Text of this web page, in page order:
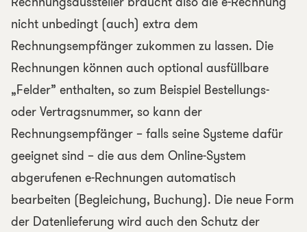
nicht unbedingt (auch) extra dem
Rechnungsempfänger zukommen zu lassen. Die
Rechnungen können auch optional ausfüllbare
„Felder” enthalten, so zum Beispiel Bestellungs-
oder Vertragsnummer, so kann der
Rechnungsempfänger – falls seine Systeme dafür
geeignet sind – die aus dem Online-System
abgerufenen e-Rechnungen automatisch
bearbeiten (Begleichung, Buchung). Die neue Form
der Datenlieferung wird auch den Schutz der